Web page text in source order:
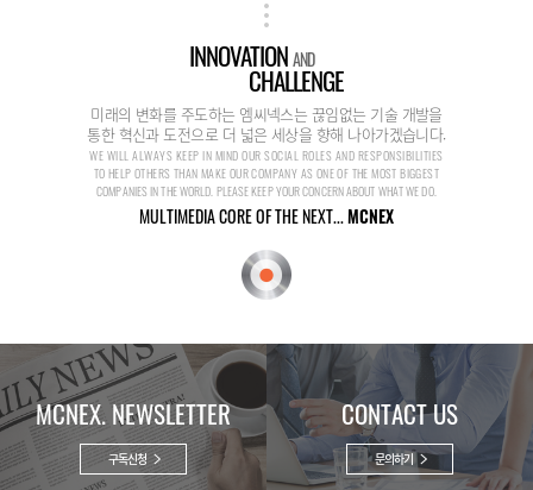
INNOVATIONAND
CHALLENGE
미래의 변화를 주도하는 엠씨넥스는 끊임없는 기술 개발을
통한 혁신과 도전으로 더 넓은 세상을 향해 나아가겠습니다.
WE WILL ALWAYS KEEP IN MIND OUR SOCIAL ROLES AND RESPONSIBILITIES
TO HELP OTHERS THAN MAKE OUR COMPANY AS ONE OF THE MOST BIGGEST
COMPANIES IN THE WORLD. PLEASE KEEP YOUR CONCERN ABOUT WHAT WE DO.
MULTIMEDIA CORE OF THE NEXT...MCNEX
MCNEX. NEWSLETTER
구독신청
CONTACT US
문의하기